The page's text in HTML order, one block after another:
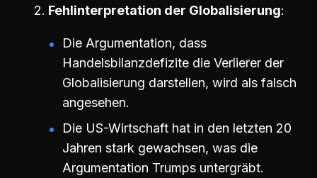
Fehlinterpretation der Globalisierung
Die Argumentation, dass
Handelsbilanzdefizite die Verlierer der
Globalisierung darstellen, wird als falsch
angesehen.
Die US-Wirtschaft hat in den letzten 20
Jahren stark gewachsen, was die
Argumentation Trumps untergräbt.